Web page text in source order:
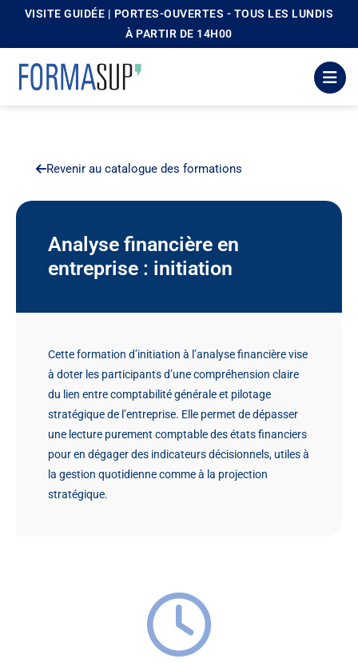
principalVISITE GUIDÉE | PORTES-OUVERTES - TOUS LES LUNDIS
À PARTIR DE 14H00
Revenir au catalogue des formations
Analyse financière en
entreprise : initiation
Cette formation d’initiation à l’analyse financière vise
à doter les participants d’une compréhension claire
du lien entre comptabilité générale et pilotage
stratégique de l’entreprise. Elle permet de dépasser
une lecture purement comptable des états financiers
pour en dégager des indicateurs décisionnels, utiles à
la gestion quotidienne comme à la projection
stratégique.